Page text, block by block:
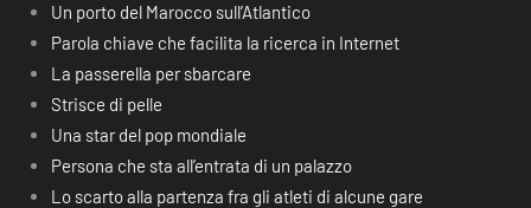
Un porto del Marocco sull’Atlantico
Parola chiave che facilita la ricerca in Internet
La passerella per sbarcare
Strisce di pelle
Una star del pop mondiale
Persona che sta all’entrata di un palazzo
Lo scarto alla partenza fra gli atleti di alcune gare